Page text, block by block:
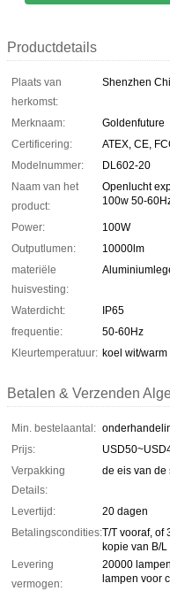
Productdetails
Plaats van
herkomst:
Shenzhen
Merknaam:
Goldenfuture
Certificering:
ATEX, CE,
Modelnummer:
DL602-20
Naam van het
product:
Openlucht
100w 50-
Power:
100W
Outputlumen:
10000lm
materiële
huisvesting:
Waterdicht:
IP65
frequentie:
50-60Hz
Kleurtemperatuur: koel wit/
Betalen & Verzenden
Min. bestelaantal:
Prijs:
Verpakking
Details:
de eis van
Levertijd:
20 dagen
Betalingscondities:T/T vooraf, of
kopie van B/
Levering
vermogen:
20000
lampen voor